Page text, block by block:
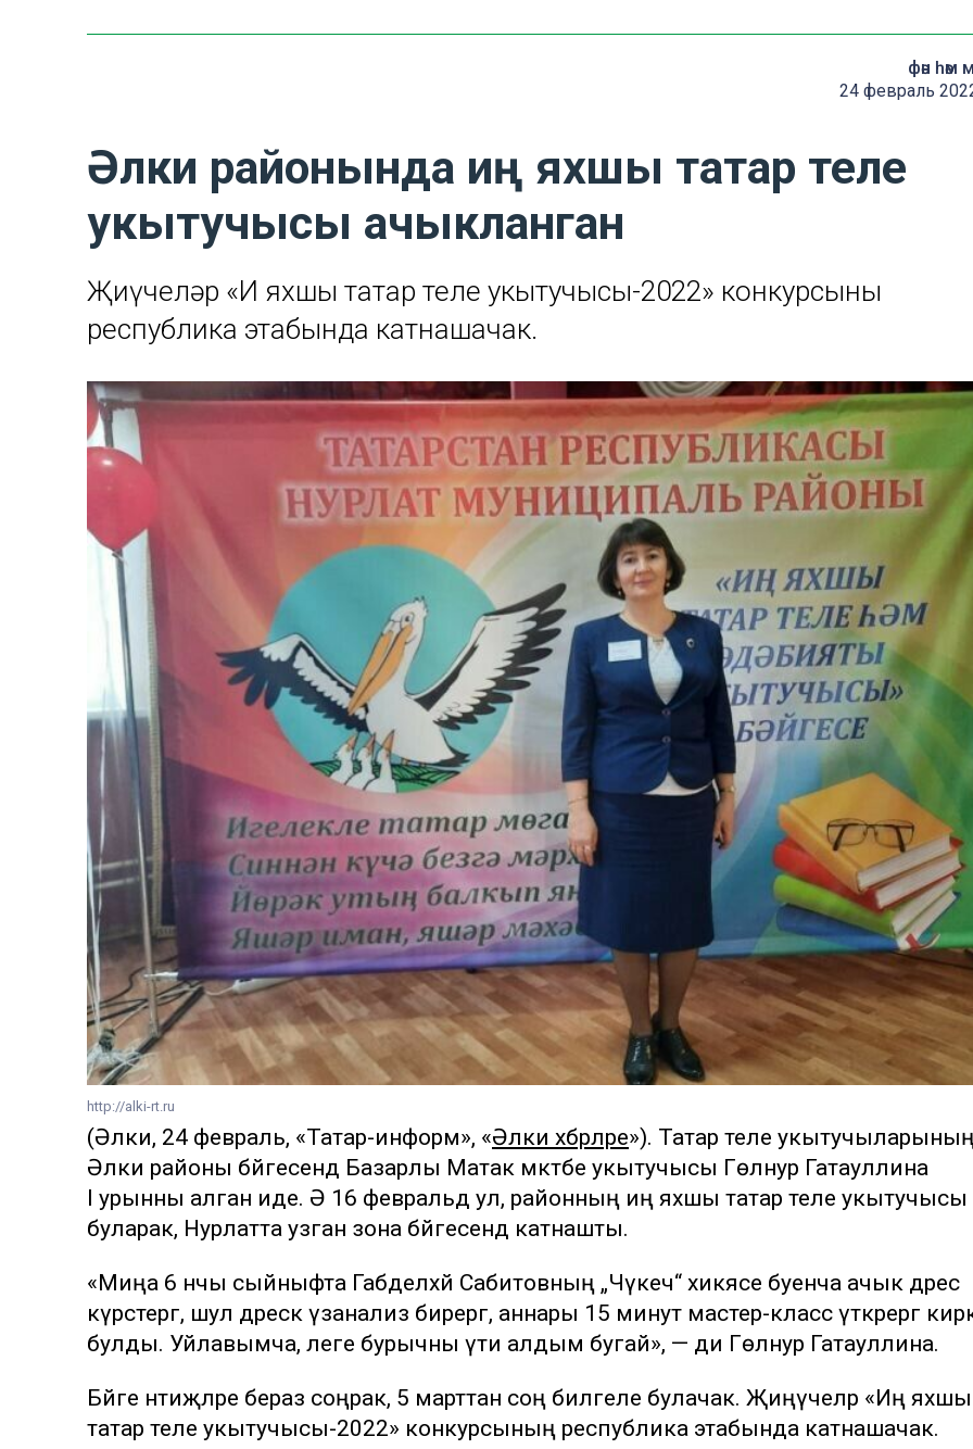
фән һәм
24 февраль
Әлки районында иң яхшы татар теле
укытучысы ачыкланган
Җиңүчеләр «Иң яхшы татар теле укытучысы-2022» конкурсының
республика этабында катнашачак.
http://alki-rt.ru
(Әлки, 24 февраль, «Татар-информ», «Әлки хәбәрләре»). Татар теле
Әлки районы бәйгесендә Базарлы Матак мәктәбе укытучысы Гөлнур Гатауллина
I урынны алган иде. Ә 16 февральдә ул, районның иң яхшы татар теле укытучысы
буларак, Нурлатта узган зона бәйгесендә катнашты.
«Миңа 6 нчы сыйныфта Габделхәй Сабитовның „Чүкеч“ хикәясе буенча ачык дәрес
күрсәтергә, шул дәрескә үзанализ бирергә, аннары 15 минут мастер-класс үткәрергә
булды. Уйлавымча, әлеге бурычны үти алдым бугай», — ди Гөлнур Гатауллина.
Бәйге нәтиҗәләре бераз соңрак, 5 марттан соң билгеле булачак. Җиңүчеләр «Иң яхшы
татар теле укытучысы-2022» конкурсының республика этабында катнашачак.